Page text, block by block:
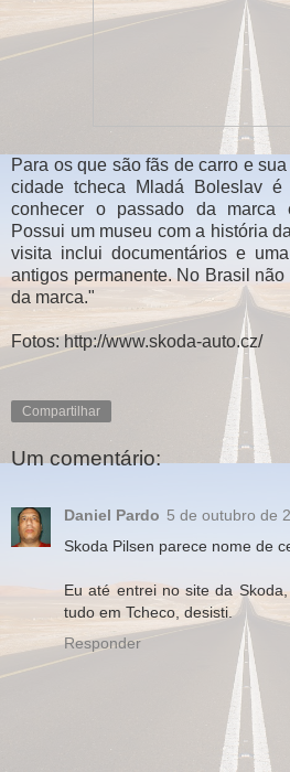
Para os que são fãs de carro e
cidade tcheca Mladá Boleslav
conhecer o passado da marca
Possui um museu com a história
visita inclui documentários e
antigos permanente. No Brasil
da marca."
Fotos: http://www.skoda-auto.cz/
Compartilhar
Um comentário:
Daniel Pardo 5 de outubro de
Skoda Pilsen parece nome de
Eu até entrei no site da
tudo em Tcheco, desisti.
Responder